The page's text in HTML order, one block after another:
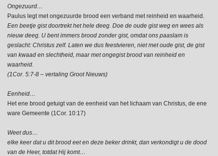
Ongezuurd…
Paulus legt met ongezuurde brood een verband met reinheid en waarheid.
Een beetje gist doortrekt het hele deeg. Doe de oude gist weg en wees als
nieuw deeg. U bent immers brood zonder gist, omdat ons paaslam is
geslacht: Christus zelf. Laten we dus feestvieren, niet met oude gist, de gist
van kwaad en slechtheid, maar met ongegist brood van reinheid en
waarheid.
(1Cor. 5:7-8 – vertaling Groot Nieuws)
Eenheid…
Het ene brood getuigt van de eenheid van het lichaam van Christus, de ene
ware Gemeente (1Cor. 10:17)
Weet dus…
elke keer dat u dit brood eet en deze beker drinkt, dan verkondigt u de dood
van de Heer, totdat Hij komt…